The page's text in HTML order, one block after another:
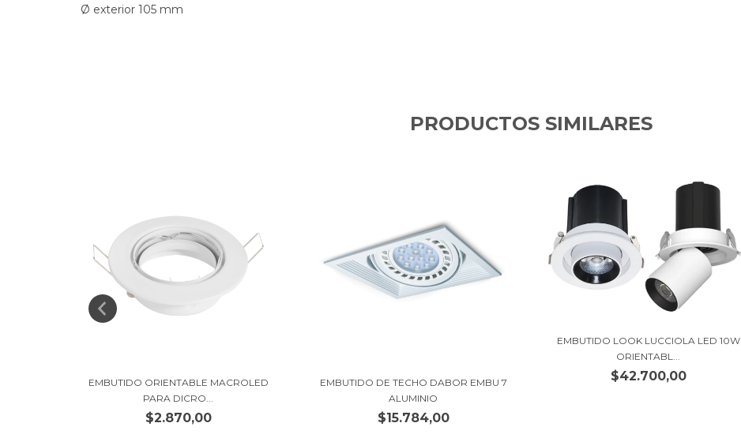
Ø exterior 105 mm
PRODUCTOS SIMILARES
EMBUTIDO ORIENTABLE MACROLED
PARA DICRO...
$2.870,00
EMBUTIDO DE TECHO DABOR EMBU 7
ALUMINIO
$15.784,00
EMBUTIDO LOOK LUCCIOLA LED 10W
ORIENTABL...
$42.700,00